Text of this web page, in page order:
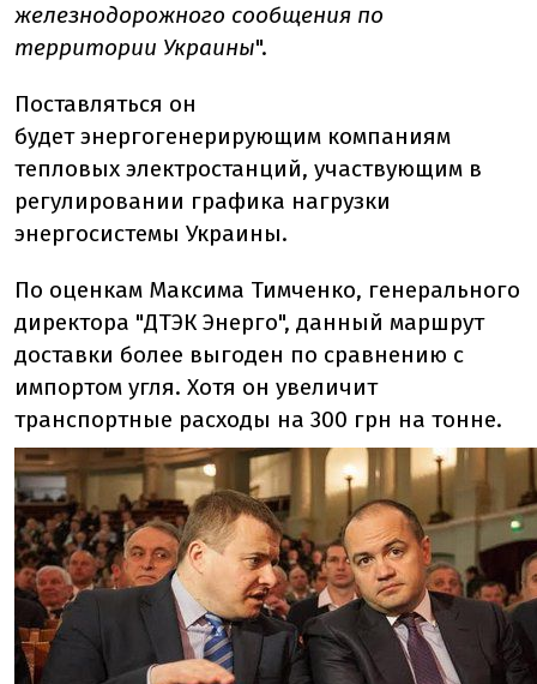
железнодорожного сообщения по
территории Украины".
Поставляться он
будет энергогенерирующим компаниям
тепловых электростанций, участвующим в
регулировании графика нагрузки
энергосистемы Украины.
По оценкам Максима Тимченко, генерального
директора "ДТЭК Энерго", данный маршрут
доставки более выгоден по сравнению с
импортом угля. Хотя он увеличит
транспортные расходы на 300 грн на тонне.